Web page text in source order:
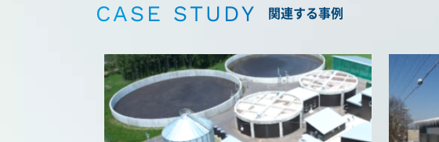
CASE STUDY 関連する事例